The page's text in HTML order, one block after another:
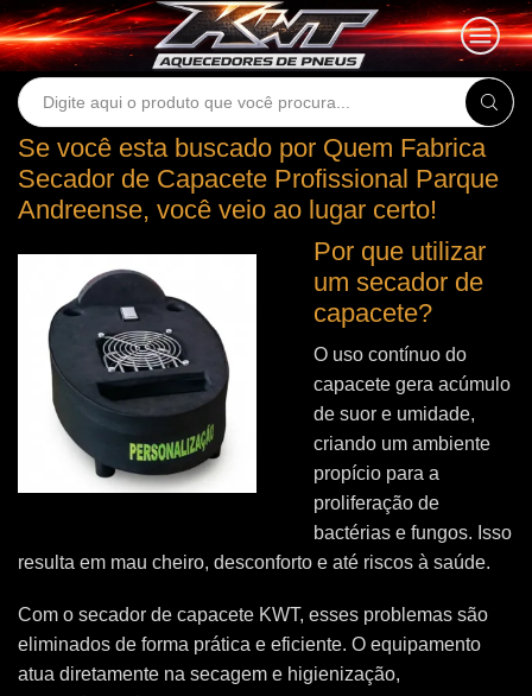
Search
Se você esta buscado por Quem Fabrica
Secador de Capacete Profissional Parque
Andreense, você veio ao lugar certo!
Por que utilizar
um secador de
capacete?
O uso contínuo do
capacete gera acúmulo
de suor e umidade,
criando um ambiente
propício para a
proliferação de
bactérias e fungos. Isso
resulta em mau cheiro, desconforto e até riscos à saúde.
Com o secador de capacete KWT, esses problemas são
eliminados de forma prática e eficiente. O equipamento
atua diretamente na secagem e higienização,